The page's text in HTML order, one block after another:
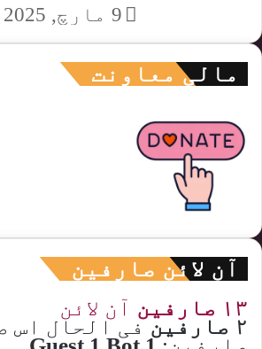
9 مارچ, 2025
مالی معاونت
آن لائن صارفین
۱۳ صارفین آن لائن
۲ صارفین فی الحال اس